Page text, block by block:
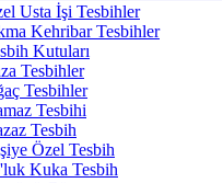
Usta İşi Tesbihler
Kehribar Tesbihler
Kutuları
Tesbihler
Tesbihler
Tesbihi
Tesbih
Özel Tesbih
Kuka Tesbih